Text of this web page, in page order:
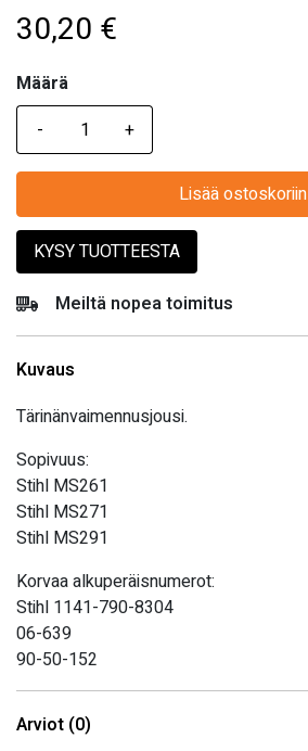
30,20 €
Määrä
Määrä
Lisää ostoskoriin
KYSY TUOTTEESTA
Meiltä nopea toimitus
Kuvaus
Tärinänvaimennusjousi.
Sopivuus:
Stihl MS261
Stihl MS271
Stihl MS291
Korvaa alkuperäisnumerot:
Stihl 1141-790-8304
06-639
90-50-152
Arviot (0)